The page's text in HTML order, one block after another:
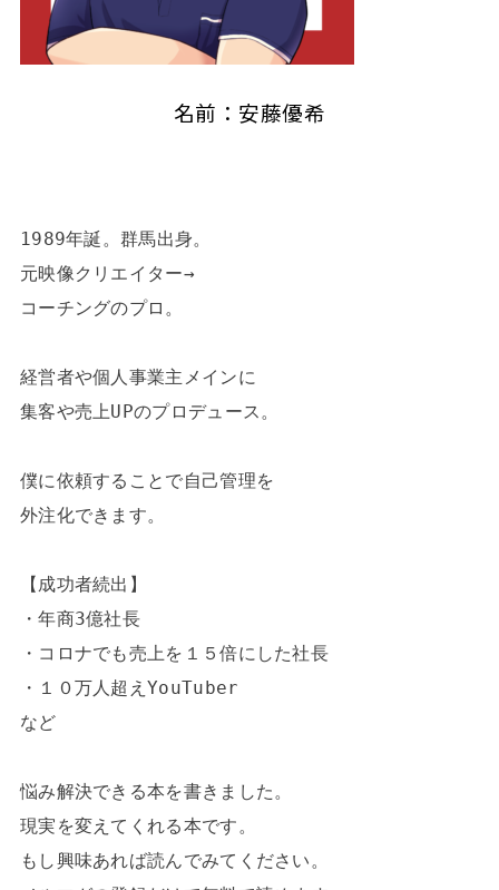
名前：安藤優希
1989年誕。群馬出身。
元映像クリエイター→
コーチングのプロ。
経営者や個人事業主メインに
集客や売上UPのプロデュース。
僕に依頼することで自己管理を
外注化できます。
【成功者続出】
・年商3億社長
・コロナでも売上を１５倍にした社長
・１０万人超えYouTuber
など
悩み解決できる本を書きました。
現実を変えてくれる本です。
もし興味あれば読んでみてください。